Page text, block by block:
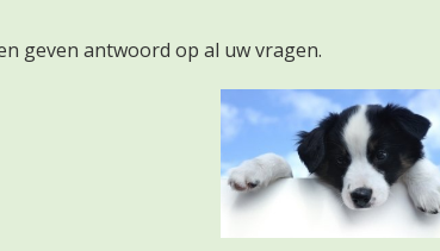
geven antwoord op al uw vragen.